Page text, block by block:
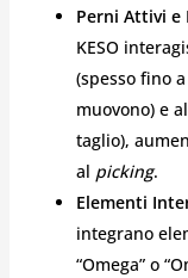
Perni Attivi e
KESO
(spesso fino
muovono) e
taglio),
al picking.
Elementi
integrano
“Omega” o